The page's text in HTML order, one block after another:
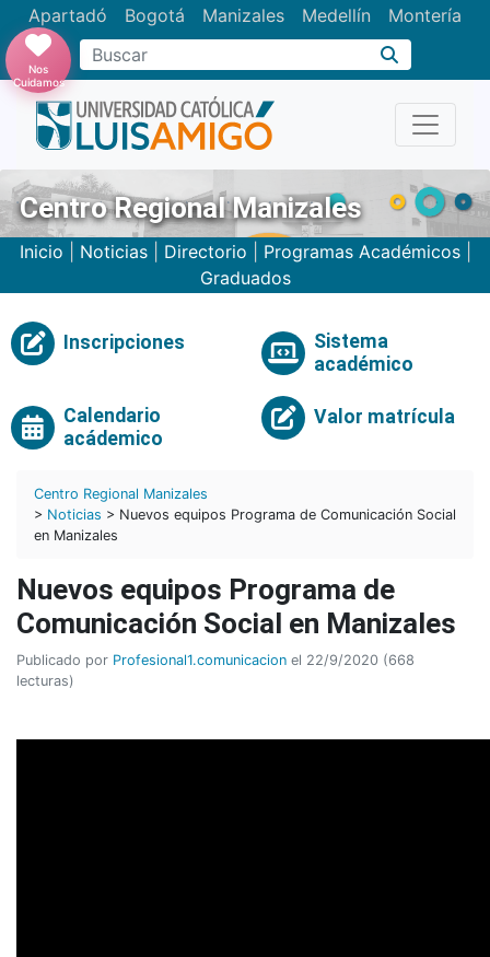
Apartadó Bogotá Manizales Medellín Montería
Nos
Cuidamos
Centro Regional Manizales
Inicio Noticias| Directorio Programas Académicos|
Graduados
Inscripciones
Sistema
académico
Calendario
acádemico
Valor matrícula
Centro Regional Manizales
> Noticias > Nuevos equipos Programa de Comunicación Social
en Manizales
Nuevos equipos Programa de
Comunicación Social en Manizales
Publicado por Profesional1.comunicacion el 22/9/2020 (668
lecturas)